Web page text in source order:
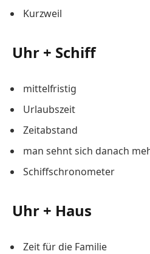
Kurzweil
Uhr + Schiff
mittelfristig
Urlaubszeit
Zeitabstand
man sehnt sich danach
Schiffschronometer
Uhr + Haus
Zeit für die Familie